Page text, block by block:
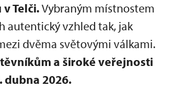
Telči.Vybraným místnostem
autentický vzhled tak, jak
dvěma světovými válkami.
a široké veřejnosti
dubna 2026.